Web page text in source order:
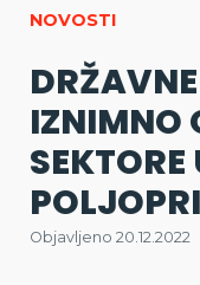
NOVOSTI
IZNIMNO
SEKTORE
Objavljeno 20.12.2022